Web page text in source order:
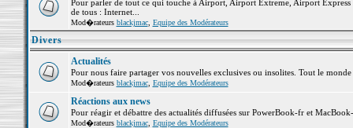
Pour parler de tout ce qui touche à Airport, Airport Extreme, Airport
de tous : Internet...
Mod�rateurs blackjmac, Equipe des Modérateurs
Divers
Actualités
Pour nous faire partager vos nouvelles exclusives ou insolites. Tout le
Mod�rateurs blackjmac, Equipe des Modérateurs
Réactions aux news
Pour réagir et débattre des actualités diffusées sur PowerBook-fr et
Mod�rateurs blackjmac, Equipe des Modérateurs